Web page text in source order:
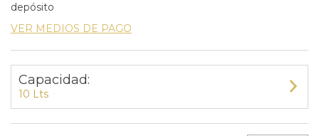
depósito
VER MEDIOS DE PAGO
Capacidad:
10 Lts